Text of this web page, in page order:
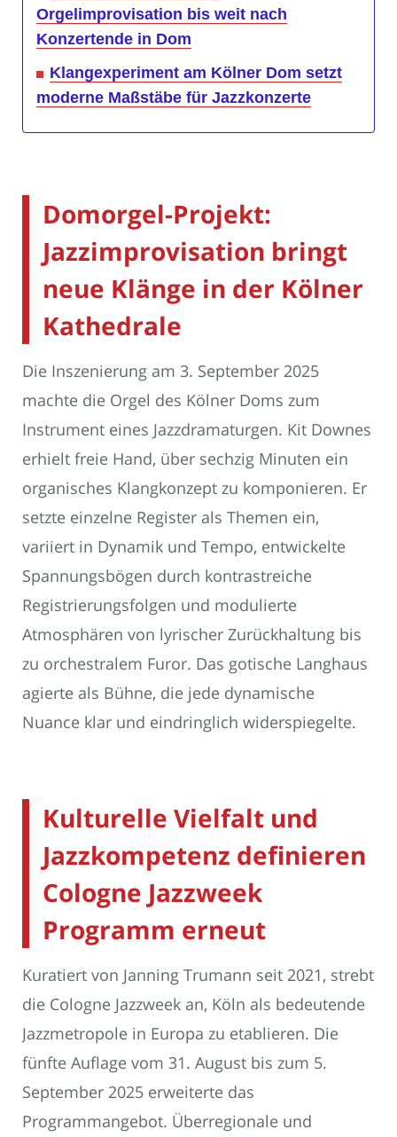
Orgelimprovisation bis weit nach
Konzertende in Dom
Klangexperiment am Kölner Dom setzt
moderne Maßstäbe für Jazzkonzerte
Domorgel-Projekt:
Jazzimprovisation bringt
neue Klänge in der Kölner
Kathedrale
Die Inszenierung am 3. September 2025
machte die Orgel des Kölner Doms zum
Instrument eines Jazzdramaturgen. Kit Downes
erhielt freie Hand, über sechzig Minuten ein
organisches Klangkonzept zu komponieren. Er
setzte einzelne Register als Themen ein,
variiert in Dynamik und Tempo, entwickelte
Spannungsbögen durch kontrastreiche
Registrierungsfolgen und modulierte
Atmosphären von lyrischer Zurückhaltung bis
zu orchestralem Furor. Das gotische Langhaus
agierte als Bühne, die jede dynamische
Nuance klar und eindringlich widerspiegelte.
Kulturelle Vielfalt und
Jazzkompetenz definieren
Cologne Jazzweek
Programm erneut
Kuratiert von Janning Trumann seit 2021, strebt
die Cologne Jazzweek an, Köln als bedeutende
Jazzmetropole in Europa zu etablieren. Die
fünfte Auflage vom 31. August bis zum 5.
September 2025 erweiterte das
Programmangebot. Überregionale und